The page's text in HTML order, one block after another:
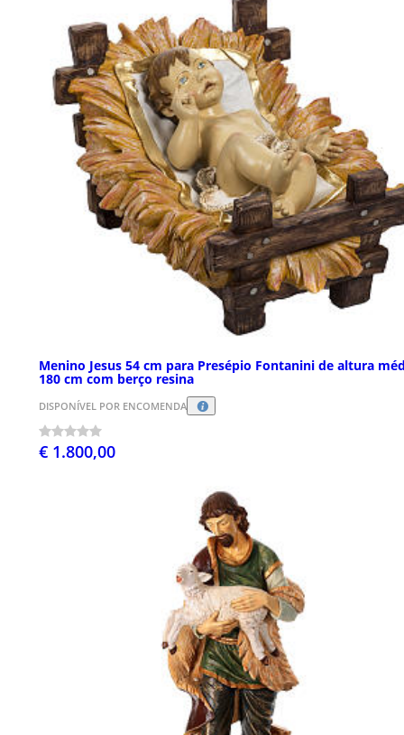
Menino Jesus 54 cm para Presépio Fontanini de altura
180 cm com berço resina
DISPONÍVEL POR ENCOMENDA
€ 1.800,00